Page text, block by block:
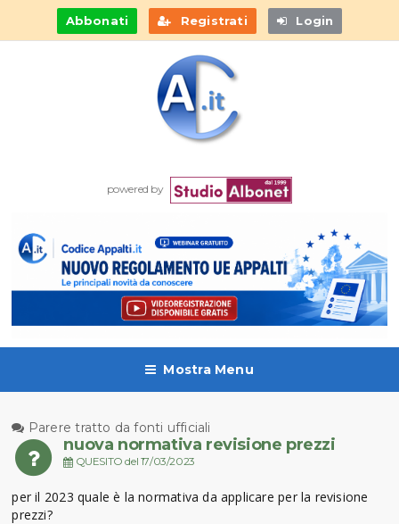
Abbonati Registrati Login
powered by
Mostra Menu
Parere tratto da fonti ufficiali
nuova normativa revisione prezzi
QUESITO del 17/03/2023
per il 2023 quale è la normativa da applicare per la revisione
prezzi?